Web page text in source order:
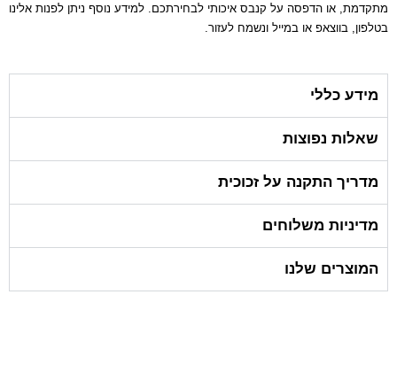
מתקדמת, או הדפסה על קנבס איכותי לבחירתכם. למידע נוסף ניתן לפנות אלינו
בטלפון, בווצאפ או במייל ונשמח לעזור.
מידע כללי
שאלות נפוצות
מדריך התקנה על זכוכית
מדיניות משלוחים
המוצרים שלנו